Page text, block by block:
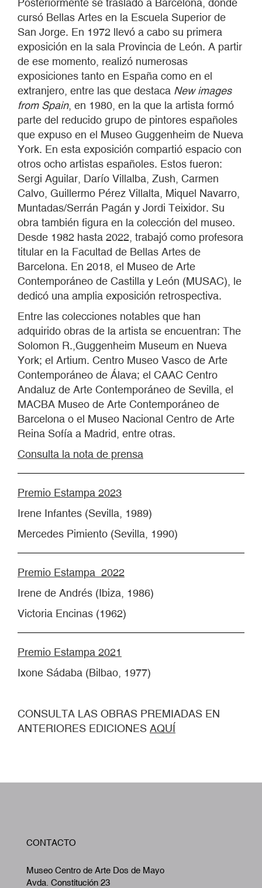
Posteriormente se trasladó a Barcelona, donde
cursó Bellas Artes en la Escuela Superior de
San Jorge. En 1972 llevó a cabo su primera
exposición en la sala Provincia de León. A partir
de ese momento, realizó numerosas
exposiciones tanto en España como en el
extranjero, entre las que destaca New images
from Spain, en 1980, en la que la artista formó
parte del reducido grupo de pintores españoles
que expuso en el Museo Guggenheim de Nueva
York. En esta exposición compartió espacio con
otros ocho artistas españoles. Estos fueron:
Sergi Aguilar, Darío Villalba, Zush, Carmen
Calvo, Guillermo Pérez Villalta, Miquel Navarro,
Muntadas/Serrán Pagán y Jordi Teixidor. Su
obra también figura en la colección del museo.
Desde 1982 hasta 2022, trabajó como profesora
titular en la Facultad de Bellas Artes de
Barcelona. En 2018, el Museo de Arte
Contemporáneo de Castilla y León (MUSAC), le
dedicó una amplia exposición retrospectiva.
Entre las colecciones notables que han
adquirido obras de la artista se encuentran: The
Solomon R.,Guggenheim Museum en Nueva
York; el Artium. Centro Museo Vasco de Arte
Contemporáneo de Álava; el CAAC Centro
Andaluz de Arte Contemporáneo de Sevilla, el
MACBA Museo de Arte Contemporáneo de
Barcelona o el Museo Nacional Centro de Arte
Reina Sofía a Madrid, entre otras.
Consulta la nota de prensa
Premio Estampa 2023
Irene Infantes (Sevilla, 1989)
Mercedes Pimiento (Sevilla, 1990)
Premio Estampa 2022
Irene de Andrés (Ibiza, 1986)
Victoria Encinas (1962)
Premio Estampa 2021
Ixone Sádaba (Bilbao, 1977)
CONSULTA LAS OBRAS PREMIADAS EN
ANTERIORES EDICIONES AQUÍ
CONTACTO
Museo Centro de Arte Dos de Mayo
Avda. Constitución 23